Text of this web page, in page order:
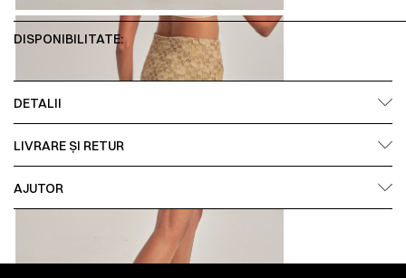
DISPONIBILITATE:
DETALII
LIVRARE ȘI RETUR
AJUTOR